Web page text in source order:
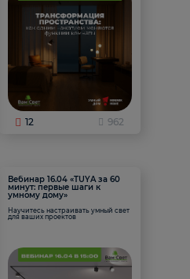
12 962
Вебинар 16.04 «TUYA за 60
минут: первые шаги к
умному дому»
Научитесь настраивать умный свет
для ваших проектов